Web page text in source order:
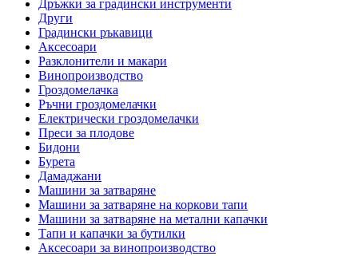
Дръжки за градински инструменти
Други
Градински ръкавици
Аксесоари
Разклонители и макари
Винопроизводство
Гроздомелачка
Ръчни гроздомелачки
Електрически гроздомелачки
Преси за плодове
Бидони
Бурета
Дамаджани
Машини за затваряне
Машини за затваряне на коркови тапи
Машини за затваряне на метални капачки
Тапи и капачки за бутилки
Аксесоари за винопроизводство